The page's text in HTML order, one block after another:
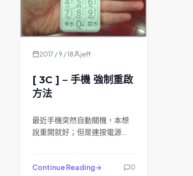
2017 / 9 / 18 jeff
[ 3C ] – 手機 強制重啟
方法
最近手機突然自動關機，本想
說重開就好；但是連按電源…
Continue Reading 0